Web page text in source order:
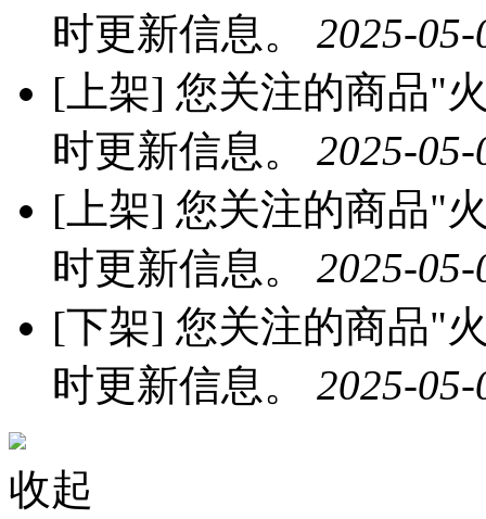
时更新信息。 2025-
[上架] 您关注的商品"
时更新信息。 2025-
[上架] 您关注的商品"
时更新信息。 2025-
[下架] 您关注的商品"
时更新信息。 2025-
收起